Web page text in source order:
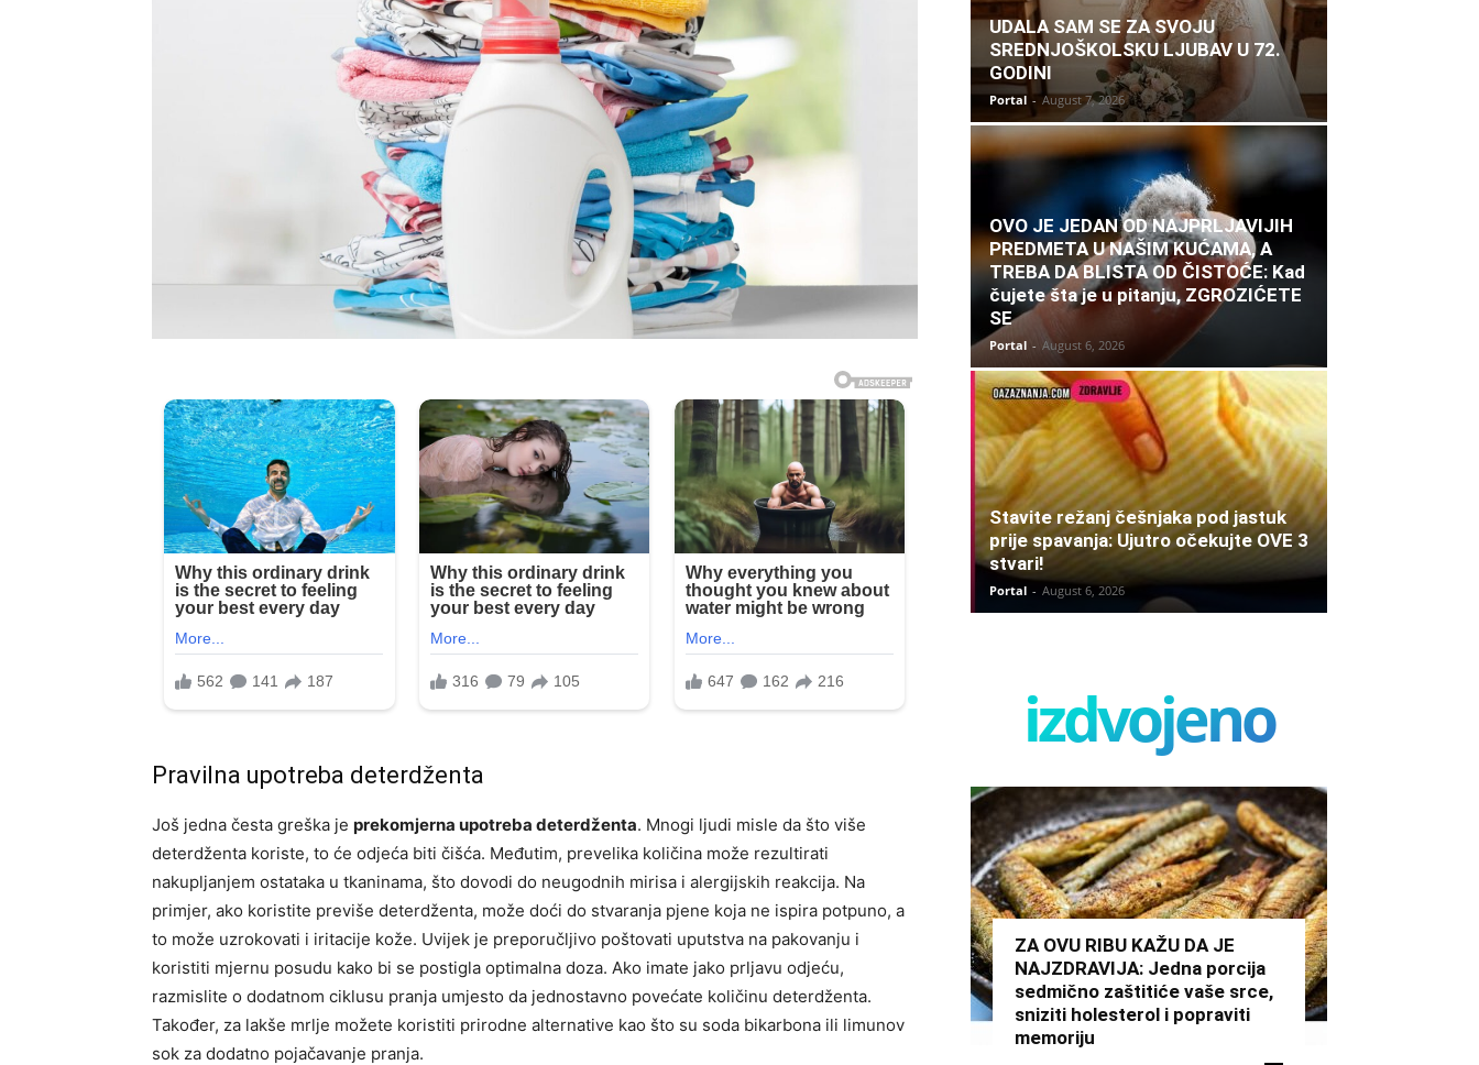
Pravilna upotreba deterdženta
Još jedna česta greška je prekomjerna upotreba deterdženta. Mnogi ljudi misle da što više
deterdženta koriste, to će odjeća biti čišća. Međutim, prevelika količina može rezultirati
nakupljanjem ostataka u tkaninama, što dovodi do neugodnih mirisa i alergijskih reakcija. Na
primjer, ako koristite previše deterdženta, može doći do stvaranja pjene koja ne ispira potpuno, a
to može uzrokovati i iritacije kože. Uvijek je preporučljivo poštovati uputstva na pakovanju i
koristiti mjernu posudu kako bi se postigla optimalna doza. Ako imate jako prljavu odjeću,
razmislite o dodatnom ciklusu pranja umjesto da jednostavno povećate količinu deterdženta.
Također, za lakše mrlje možete koristiti prirodne alternative kao što su soda bikarbona ili limunov
sok za dodatno pojačavanje pranja.
UDALA SAM SE ZA SVOJU
SREDNJOŠKOLSKU LJUBAV U 72.
GODINI
Portal - August 7, 2026
OVO JE JEDAN OD NAJPRLJAVIJIH
PREDMETA U NAŠIM KUĆAMA, A
TREBA DA BLISTA OD ČISTOĆE: Kad
čujete šta je u pitanju, ZGROZIĆETE
SE
Portal - August 6, 2026
Stavite režanj češnjaka pod jastuk
prije spavanja: Ujutro očekujte OVE 3
stvari!
Portal - August 6, 2026
izdvojeno
ZA OVU RIBU KAŽU DA JE
NAJZDRAVIJA: Jedna porcija
sedmično zaštitiće vaše srce,
sniziti holesterol i popraviti
memoriju